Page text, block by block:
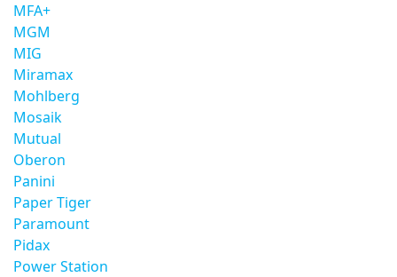
MFA+
MGM
MIG
Miramax
Mohlberg
Mosaik
Mutual
Oberon
Panini
Paper Tiger
Paramount
Pidax
Power Station